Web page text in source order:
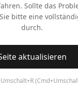
Sollte das
bitte eine
durch.
aktualisieren